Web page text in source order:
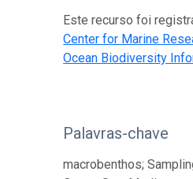
Este recurso foi
Center for Marine
Ocean Biodiversity
Palavras-chave
macrobenthos;